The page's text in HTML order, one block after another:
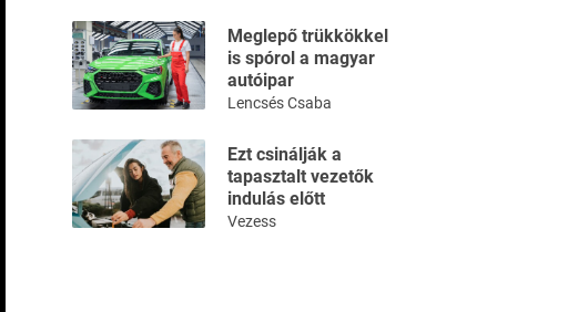
Meglepő trükkökkel
is spórol a magyar
autóipar
Lencsés Csaba
Ezt csinálják a
tapasztalt vezetők
indulás előtt
Vezess